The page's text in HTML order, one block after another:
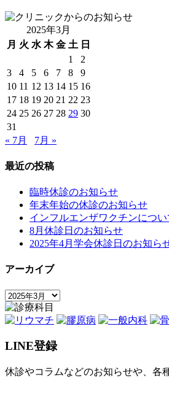
2025年3月
月 火 水 木 金 土 日
1
2
3
4 5 6 7 8
9
10 11 12 13 14 15 16
17 18 19 20 21 22 23
24 25 26 27 28 29 30
31
« 7月
7月 »
最近の投稿
臨時休診のお知らせ
年末年始の休診のお知らせ
インフルエンザワクチンにつ
8月休診日のお知らせ
2025年4月学会休診日のお知ら
アーカイブ
ア
ー
カ
ブ
LINE登録
休診やコラムなどのお知らせや、各